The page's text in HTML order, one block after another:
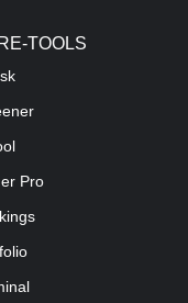
TOOLS
Pro